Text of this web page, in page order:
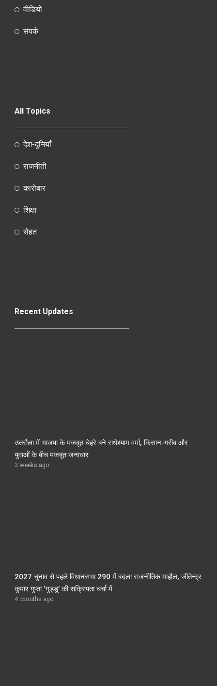
वीडियो
संपर्क
All Topics
देश-दुनियाँ
राजनीती
कारोबार
शिक्षा
सेहत
Recent Updates
उतरौला में भाजपा के मजबूत चेहरे बने राधेश्याम वर्मा, किसान-गरीब और
युवाओं के बीच मजबूत जनाधार
3 weeks ago
2027 चुनाव से पहले विधानसभा 290 में बदला राजनीतिक माहौल, जीतेन्द्र
कुमार गुप्ता ‘गुड्डू’ की सक्रियता चर्चा में
4 months ago